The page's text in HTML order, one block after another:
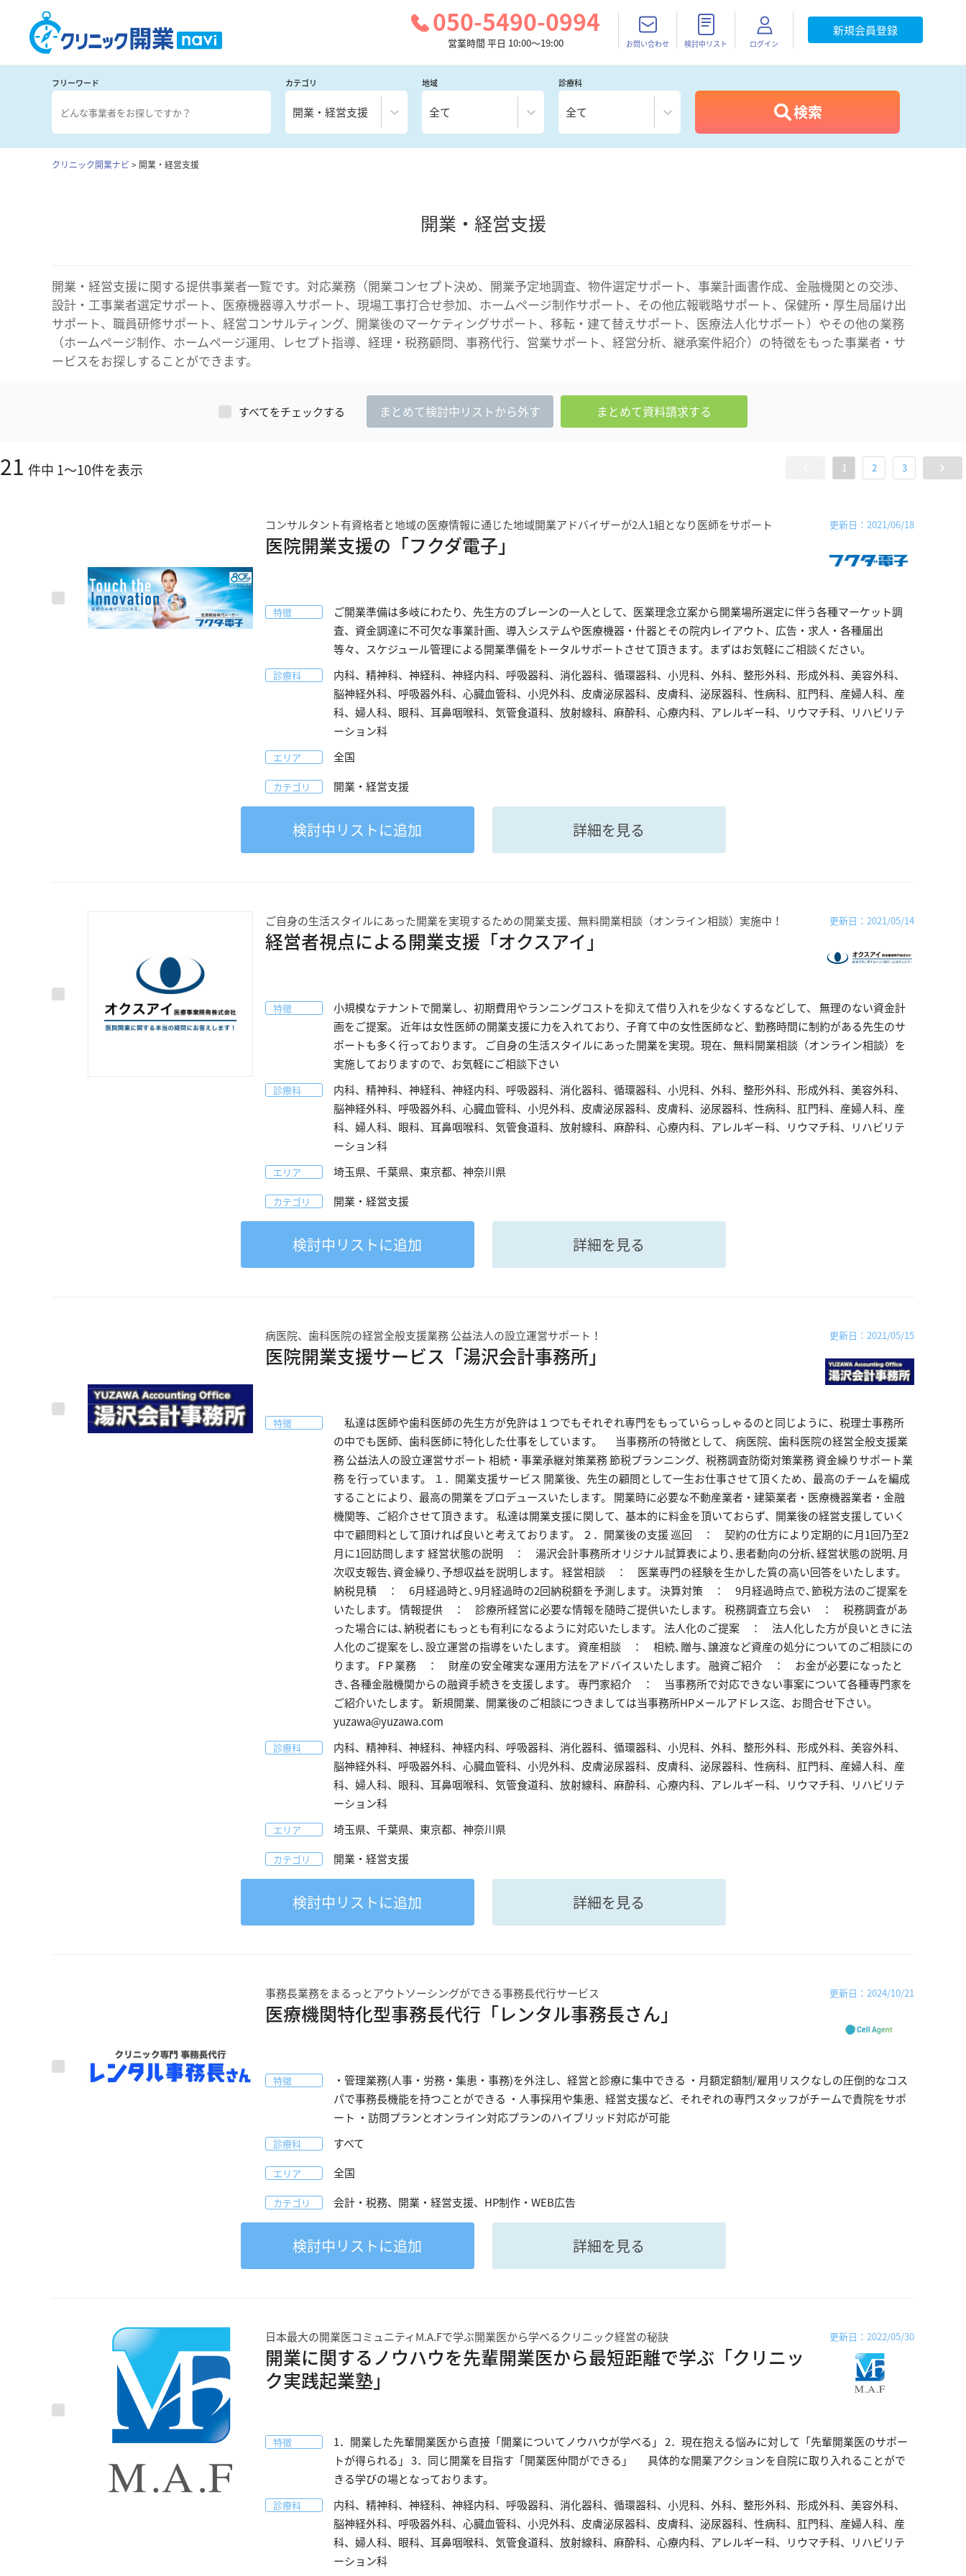
050-5490-0994
営業時間 平日 10:00～19:00 お問い合わせ 検討中リスト ログイン
新規会員登録
フリーワード カテゴリ
開業・経営支援
地域
全て
診療科
全て 検索
クリニック開業ナビ > 開業・経営支援
開業・経営支援
開業・経営支援に関する提供事業者一覧です。対応業務（開業コンセプト決め、開業予定地調査、物件選定サポート、事業計画書作成、金融機関との交渉、
設計・工事業者選定サポート、医療機器導入サポート、現場工事打合せ参加、ホームページ制作サポート、その他広報戦略サポート、保健所・厚生局届け出
サポート、職員研修サポート、経営コンサルティング、開業後のマーケティングサポート、移転・建て替えサポート、医療法人化サポート）やその他の業務
（ホームページ制作、ホームページ運用、レセプト指導、経理・税務顧問、事務代行、営業サポート、経営分析、継承案件紹介）の特徴をもった事業者・サ
ービスをお探しすることができます。
すべてをチェックする まとめて検討中リストから外す まとめて資料請求する
21 件中 1～10件を表示 1 2 3
コンサルタント有資格者と地域の医療情報に通じた地域開業アドバイザーが2人1組となり医師をサポート
医院開業支援の「フクダ電子」
更新日：2021/06/18
特徴
ご開業準備は多岐にわたり、先生方のブレーンの一人として、医業理念立案から開業場所選定に伴う各種マーケット調
査、資金調達に不可欠な事業計画、導入システムや医療機器・什器とその院内レイアウト、広告・求人・各種届出
等々、スケジュール管理による開業準備をトータルサポートさせて頂きます。まずはお気軽にご相談ください。
診療科
内科、精神科、神経科、神経内科、呼吸器科、消化器科、循環器科、小児科、外科、整形外科、形成外科、美容外科、
脳神経外科、呼吸器外科、心臓血管科、小児外科、皮膚泌尿器科、皮膚科、泌尿器科、性病科、肛門科、産婦人科、産
科、婦人科、眼科、耳鼻咽喉科、気管食道科、放射線科、麻酔科、心療内科、アレルギー科、リウマチ科、リハビリテ
ーション科
エリア 全国
カテゴリ 開業・経営支援
検討中 リストに追加 詳細を見る
ご自身の生活スタイルにあった開業を実現するための開業支援、無料開業相談（オンライン相談）実施中！
経営者視点による開業支援「オクスアイ」
更新日：2021/05/14
特徴
小規模なテナントで開業し、初期費用やランニングコストを抑えて借り入れを少なくするなどして、 無理のない資金計
画をご提案。 近年は女性医師の開業支援に力を入れており、子育て中の女性医師など、勤務時間に制約がある先生のサ
ポートも多く行っております。 ご自身の生活スタイルにあった開業を実現。現在、無料開業相談（オンライン相談）を
実施しておりますので、お気軽にご相談下さい
診療科
内科、精神科、神経科、神経内科、呼吸器科、消化器科、循環器科、小児科、外科、整形外科、形成外科、美容外科、
脳神経外科、呼吸器外科、心臓血管科、小児外科、皮膚泌尿器科、皮膚科、泌尿器科、性病科、肛門科、産婦人科、産
科、婦人科、眼科、耳鼻咽喉科、気管食道科、放射線科、麻酔科、心療内科、アレルギー科、リウマチ科、リハビリテ
ーション科
エリア 埼玉県、千葉県、東京都、神奈川県
カテゴリ 開業・経営支援
検討中 リストに追加 詳細を見る
病医院、歯科医院の経営全般支援業務 公益法人の設立運営サポート！
医院開業支援サービス「湯沢会計事務所」
更新日：2021/05/15
特徴
私達は医師や歯科医師の先生方が免許は１つでもそれぞれ専門をもっていらっしゃるのと同じように、税理士事務所
の中でも医師、歯科医師に特化した仕事をしています。 当事務所の特徴として、 病医院、歯科医院の経営全般支援業
務 公益法人の設立運営サポート 相続・事業承継対策業務 節税プランニング、税務調査防衛対策業務 資金繰りサポート業
務 を行っています。 １．開業支援サービス 開業後、先生の顧問として一生お仕事させて頂くため、最高のチームを編成
することにより、最高の開業をプロデュースいたします。 開業時に必要な不動産業者・建築業者・医療機器業者・金融
機関等、ご紹介させて頂きます。 私達は開業支援に関して、基本的に料金を頂いておらず、開業後の経営支援していく
中で顧問料として頂ければ良いと考えております。 ２．開業後の支援 巡回 ： 契約の仕方により定期的に月1回乃至2
月に1回訪問します 経営状態の説明 ： 湯沢会計事務所オリジナル試算表により､患者動向の分析､経営状態の説明､月
次収支報告､資金繰り､予想収益を説明します。 経営相談 ： 医業専門の経験を生かした質の高い回答をいたします。
納税見積 ： 6月経過時と､9月経過時の2回納税額を予測します。 決算対策 ： 9月経過時点で､節税方法のご提案を
いたします。 情報提供 ： 診療所経営に必要な情報を随時ご提供いたします。 税務調査立ち会い ： 税務調査があ
った場合には､納税者にもっとも有利になるように対応いたします。 法人化のご提案 ： 法人化した方が良いときに法
人化のご提案をし､設立運営の指導をいたします。 資産相談 ： 相続､贈与､譲渡など資産の処分についてのご相談にの
ります。 FＰ業務 ： 財産の安全確実な運用方法をアドバイスいたします。 融資ご紹介 ： お金が必要になったと
き､各種金融機関からの融資手続きを支援します。 専門家紹介 ： 当事務所で対応できない事案について各種専門家を
ご紹介いたします。 新規開業、開業後のご相談につきましては当事務所HPメールアドレス迄、お問合せ下さい。
yuzawa@yuzawa.com
診療科
内科、精神科、神経科、神経内科、呼吸器科、消化器科、循環器科、小児科、外科、整形外科、形成外科、美容外科、
脳神経外科、呼吸器外科、心臓血管科、小児外科、皮膚泌尿器科、皮膚科、泌尿器科、性病科、肛門科、産婦人科、産
科、婦人科、眼科、耳鼻咽喉科、気管食道科、放射線科、麻酔科、心療内科、アレルギー科、リウマチ科、リハビリテ
ーション科
エリア 埼玉県、千葉県、東京都、神奈川県
カテゴリ 開業・経営支援
検討中 リストに追加 詳細を見る
事務長業務をまるっとアウトソーシングができる事務長代行サービス
医療機関特化型事務長代行「レンタル事務長さん」
更新日：2024/10/21
特徴
・管理業務(人事・労務・集患・事務)を外注し、経営と診療に集中できる ・月額定額制/雇用リスクなしの圧倒的なコス
パで事務長機能を持つことができる ・人事採用や集患、経営支援など、それぞれの専門スタッフがチームで貴院をサポ
ート ・訪問プランとオンライン対応プランのハイブリッド対応が可能
診療科 すべて
エリア 全国
カテゴリ 会計・税務、開業・経営支援、HP制作・WEB広告
検討中 リストに追加 詳細を見る
日本最大の開業医コミュニティM.A.Fで学ぶ開業医から学べるクリニック経営の秘訣
開業に関するノウハウを先輩開業医から最短距離で学ぶ「クリニッ
ク実践起業塾」
更新日：2022/05/30
特徴
1．開業した先輩開業医から直接「開業についてノウハウが学べる」 2．現在抱える悩みに対して「先輩開業医のサポー
トが得られる」 3．同じ開業を目指す「開業医仲間ができる」 具体的な開業アクションを自院に取り入れることがで
きる学びの場となっております。
診療科
内科、精神科、神経科、神経内科、呼吸器科、消化器科、循環器科、小児科、外科、整形外科、形成外科、美容外科、
脳神経外科、呼吸器外科、心臓血管科、小児外科、皮膚泌尿器科、皮膚科、泌尿器科、性病科、肛門科、産婦人科、産
科、婦人科、眼科、耳鼻咽喉科、気管食道科、放射線科、麻酔科、心療内科、アレルギー科、リウマチ科、リハビリテ
ーション科